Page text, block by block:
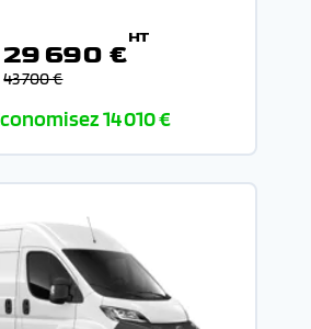
29 690 €
HT
43 700 €
14 010 €